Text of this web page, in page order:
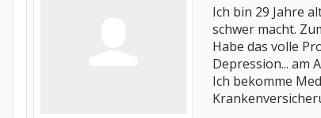
Ich bin 29 Jahre
schwer macht.
Habe das volle
Depression... am
Ich bekomme